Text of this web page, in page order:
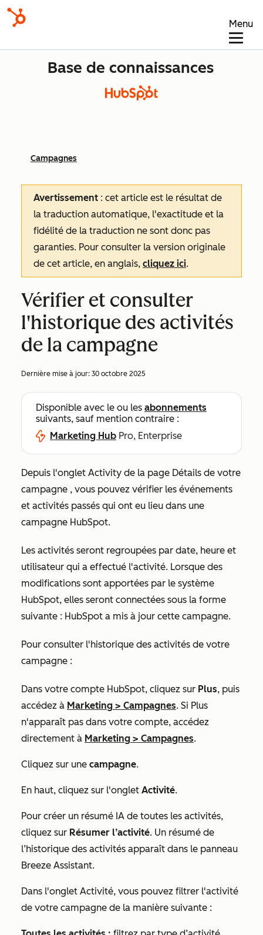
Menu
Base de connaissances
Campagnes
Avertissement : cet article est le résultat de
la traduction automatique, l'exactitude et la
fidélité de la traduction ne sont donc pas
garanties. Pour consulter la version originale
de cet article, en anglais, cliquez ici.
Vérifier et consulter
l'historique des activités
de la campagne
Dernière mise à jour: 30 octobre 2025
Disponible avec le ou les abonnements
suivants, sauf mention contraire :
Marketing Hub Pro, Enterprise
Depuis l'onglet Activity de la page Détails de votre
campagne , vous pouvez vérifier les événements
et activités passés qui ont eu lieu dans une
campagne HubSpot.
Les activités seront regroupées par date, heure et
utilisateur qui a effectué l'activité. Lorsque des
modifications sont apportées par le système
HubSpot, elles seront connectées sous la forme
suivante : HubSpot a mis à jour cette campagne.
Pour consulter l'historique des activités de votre
campagne :
Dans votre compte HubSpot, cliquez sur Plus, puis
accédez à Marketing > Campagnes. Si Plus
n'apparaît pas dans votre compte, accédez
directement à Marketing > Campagnes.
Cliquez sur une campagne.
En haut, cliquez sur l'onglet Activité.
Pour créer un résumé IA de toutes les activités,
cliquez sur Résumer l’activité. Un résumé de
l’historique des activités apparaît dans le panneau
Breeze Assistant.
Dans l'onglet Activité, vous pouvez filtrer l'activité
de votre campagne de la manière suivante :